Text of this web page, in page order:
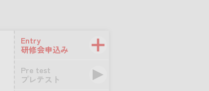
Entry
研修会申込み
Pre test
プレテスト